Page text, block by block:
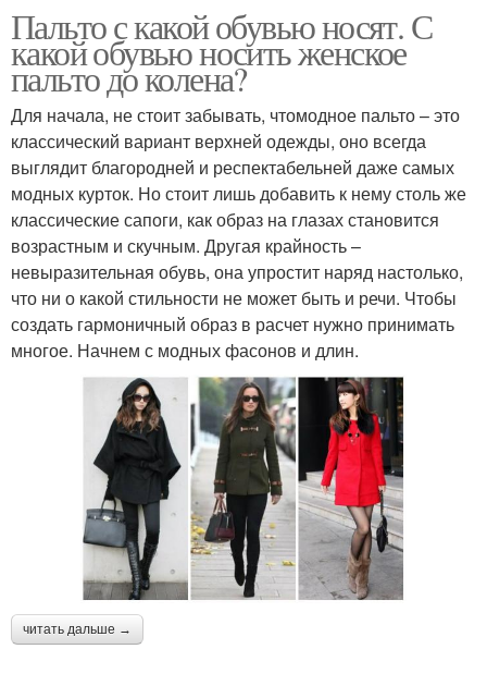
Пальто с какой обувью носят. С
какой обувью носить женское
пальто до колена?
Для начала, не стоит забывать, чтомодное пальто – это
классический вариант верхней одежды, оно всегда
выглядит благородней и респектабельней даже самых
модных курток. Но стоит лишь добавить к нему столь же
классические сапоги, как образ на глазах становится
возрастным и скучным. Другая крайность –
невыразительная обувь, она упростит наряд настолько,
что ни о какой стильности не может быть и речи. Чтобы
создать гармоничный образ в расчет нужно принимать
многое. Начнем с модных фасонов и длин.
читать дальше →